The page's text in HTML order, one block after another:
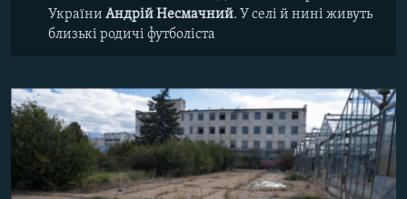
України Андрій Несмачний. У селі й нині живуть
близькі родичі футболіста